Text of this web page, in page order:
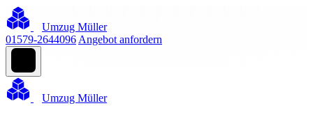
Umzug Müller
01579-2644096 Angebot anfordern
Umzug Müller